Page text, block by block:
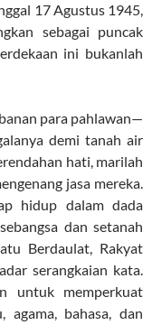
17 Agustus 1945,
sebagai puncak
ini bukanlah
para pahlawan—
demi tanah air
hati, marilah
jasa mereka.
hidup dalam dada
dan setanah
Berdaulat, Rakyat
serangkaian kata.
untuk memperkuat
agama, bahasa, dan